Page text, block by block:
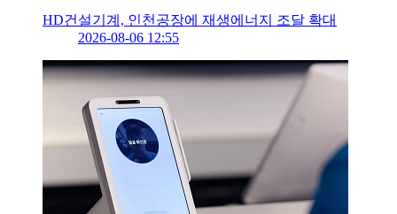
HD건설기계, 인천공장에 재생에너지 조달 확대
2026-08-06 12:55